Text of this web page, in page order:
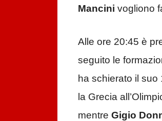
Mancini vogliono
Alle ore 20:45 è
seguito le
ha schierato il suo
la Grecia
mentre Gigio